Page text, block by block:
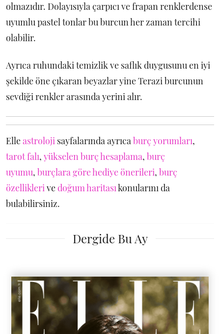
olmazıdır. Dolayısıyla çarpıcı ve frapan renklerdense
uyumlu pastel tonlar bu burcun her zaman tercihi
olabilir.
Ayrıca ruhundaki temizlik ve saflık duygusunu en iyi
şekilde öne çıkaran beyazlar yine Terazi burcunun
sevdiği renkler arasında yerini alır.
Elleastroloji sayfalarında ayrıcaburç yorumları,
tarot falı, yükselen burç hesaplama, burç
uyumu, burçlara göre hediye önerileri, burç
özelliklerive doğum haritasıkonularını da
bulabilirsiniz.
Dergide Bu Ay